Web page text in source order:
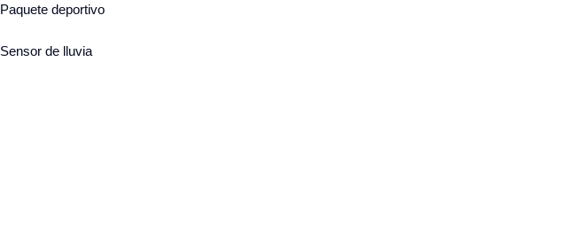
Paquete deportivo
Sensor de lluvia